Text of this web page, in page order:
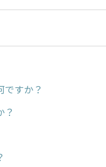
すか？
？